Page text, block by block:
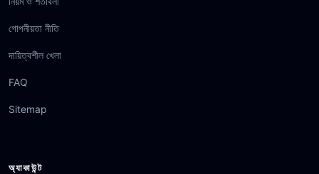
গোপনীয়তা নীতি
দায়িত্বশীল খেলা
FAQ
Sitemap
অ্যাকাউন্ট